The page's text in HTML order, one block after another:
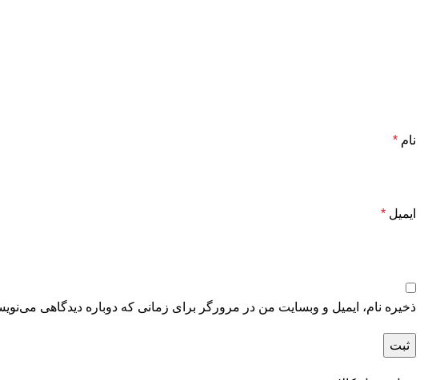
نام *
ایمیل *
ذخیره نام، ایمیل و وبسایت من در مرورگر برای زمانی که دوباره دیدگاهی